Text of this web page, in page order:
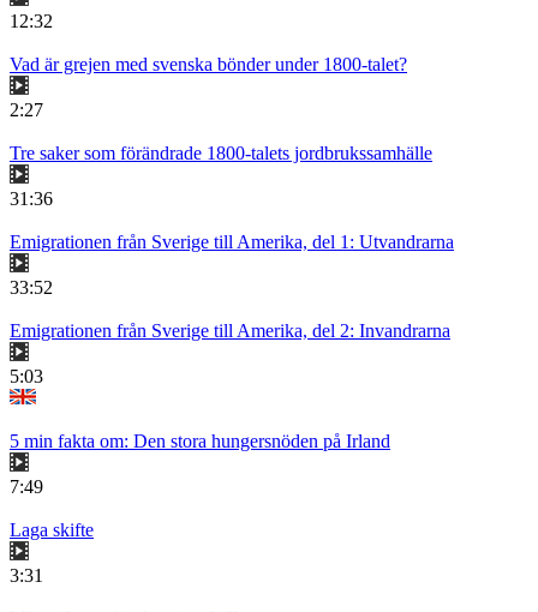
12:32
Vad är grejen med svenska bönder under 1800-talet?
2:27
Tre saker som förändrade 1800-talets jordbrukssamhälle
31:36
Emigrationen från Sverige till Amerika, del 1: Utvandrarna
33:52
Emigrationen från Sverige till Amerika, del 2: Invandrarna
5:03
5 min fakta om: Den stora hungersnöden på Irland
7:49
Laga skifte
3:31